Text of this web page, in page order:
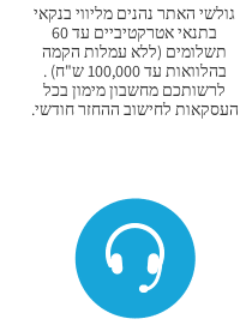
גולשי האתר נהנים מליווי בנקאי
בתנאי אטרקטיביים עד 60
תשלומים (ללא עמלות הקמה
בהלוואות עד 100,000 ש"ח) .
לרשותכם מחשבון מימון בכל
העסקאות לחישוב ההחזר חודשי.